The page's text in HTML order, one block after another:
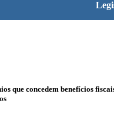
que concedem benefícios